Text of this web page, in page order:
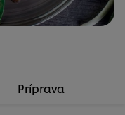
Príprava